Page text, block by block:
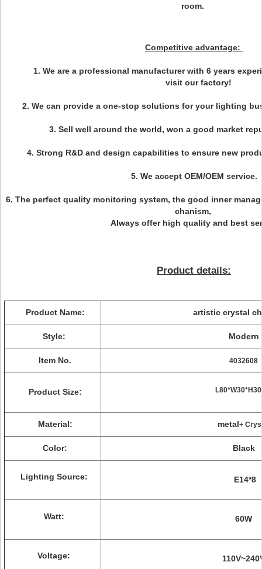
room.
Competitive advantage:
1. We are a professional manufacturer with 6 years
visit our factory!
2. We can provide a one-stop solutions for your lighting
3. Sell well around the world, won a good market
4. Strong R&D and design capabilities to ensure new
5. We accept OEM/OEM service.
6. The perfect quality monitoring system, the good inner
chanism,
Always offer high quality and best
Product details:
Product Name: artistic crystal
Style: Modern
Item No. 4032608
Product Size:
Material: metal+
Color: Black
Lighting Source: E14*8
Watt: 60W
Voltage: